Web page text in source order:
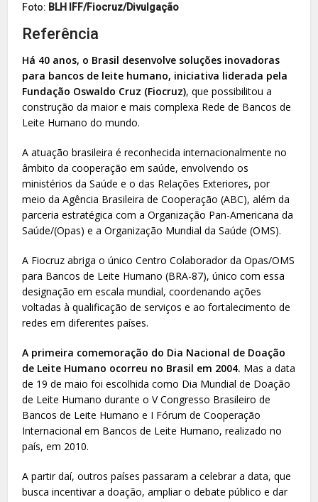
Foto: BLH IFF/Fiocruz/Divulgação
Referência
Há 40 anos, o Brasil desenvolve soluções inovadoras
para bancos de leite humano, iniciativa liderada pela
Fundação Oswaldo Cruz (Fiocruz), que possibilitou a
construção da maior e mais complexa Rede de Bancos de
Leite Humano do mundo.
A atuação brasileira é reconhecida internacionalmente no
âmbito da cooperação em saúde, envolvendo os
ministérios da Saúde e o das Relações Exteriores, por
meio da Agência Brasileira de Cooperação (ABC), além da
parceria estratégica com a Organização Pan-Americana da
Saúde/(Opas) e a Organização Mundial da Saúde (OMS).
A Fiocruz abriga o único Centro Colaborador da Opas/OMS
para Bancos de Leite Humano (BRA-87), único com essa
designação em escala mundial, coordenando ações
voltadas à qualificação de serviços e ao fortalecimento de
redes em diferentes países.
A primeira comemoração do Dia Nacional de Doação
de Leite Humano ocorreu no Brasil em 2004. Mas a data
de 19 de maio foi escolhida como Dia Mundial de Doação
de Leite Humano durante o V Congresso Brasileiro de
Bancos de Leite Humano e I Fórum de Cooperação
Internacional em Bancos de Leite Humano, realizado no
país, em 2010.
A partir daí, outros países passaram a celebrar a data, que
busca incentivar a doação, ampliar o debate público e dar